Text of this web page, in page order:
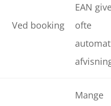
Ved booking
EAN
ofte
Mange